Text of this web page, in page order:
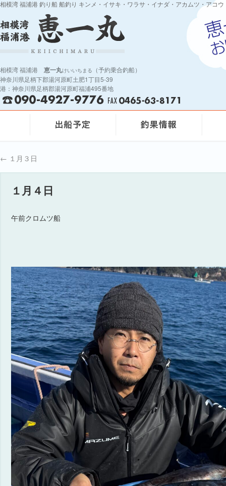
相模湾 福浦港 釣り船 船釣り キンメ・イサキ・ワラサ・イナダ・アカムツ・アコ
相模湾 福浦港 恵一丸けいいちまる
（予約乗合釣船）
神奈川県足柄下郡湯河原町土肥1丁目5-39
港：神奈川県足柄郡湯河原町福浦495番地
← １月３日
１月４日
午前クロムツ船